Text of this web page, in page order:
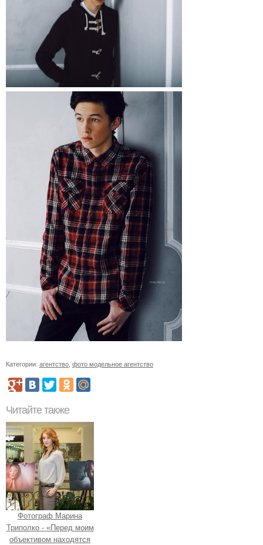
Категории: агентство фото модельное агентство
Читайте также
Фотограф Марина
Триполко - «Перед моим
объективом находятся